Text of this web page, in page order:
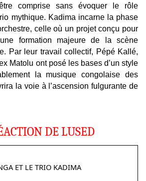
comprise sans évoquer le rôle
mythique. Kadima incarne la phase
celle où un projet conçu pour
formation majeure de la scène
Par leur travail collectif, Pépé Kallé,
Matolu ont posé les bases d’un style
la musique congolaise des
la voie à l’ascension fulgurante de
DE LUSED
ET LE TRIO KADIMA